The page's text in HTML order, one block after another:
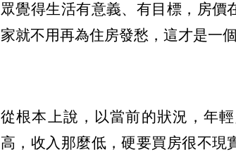
眾覺得生活有意義、有目標，房價
家就不用再為住房發愁，這才是一
從根本上說，以當前的狀況，年
高，收入那麼低，硬要買房很不現